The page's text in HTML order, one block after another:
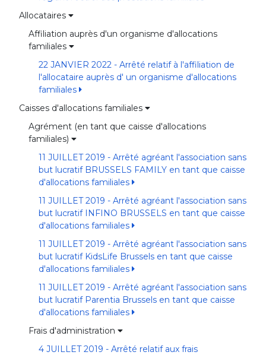
Allocataires
Affiliation auprès d'un organisme d'allocations
familiales
22 JANVIER 2022 - Arrêté relatif à l'affiliation de
l'allocataire auprès d' un organisme d'allocations
familiales
Caisses d'allocations familiales
Agrément (en tant que caisse d'allocations
familiales)
11 JUILLET 2019 - Arrêté agréant l'association sans
but lucratif BRUSSELS FAMILY en tant que caisse
d'allocations familiales
11 JUILLET 2019 - Arrêté agréant l'association sans
but lucratif INFINO BRUSSELS en tant que caisse
d'allocations familiales
11 JUILLET 2019 - Arrêté agréant l'association sans
but lucratif KidsLife Brussels en tant que caisse
d'allocations familiales
11 JUILLET 2019 - Arrêté agréant l'association sans
but lucratif Parentia Brussels en tant que caisse
d'allocations familiales
Frais d'administration
4 JUILLET 2019 - Arrêté relatif aux frais